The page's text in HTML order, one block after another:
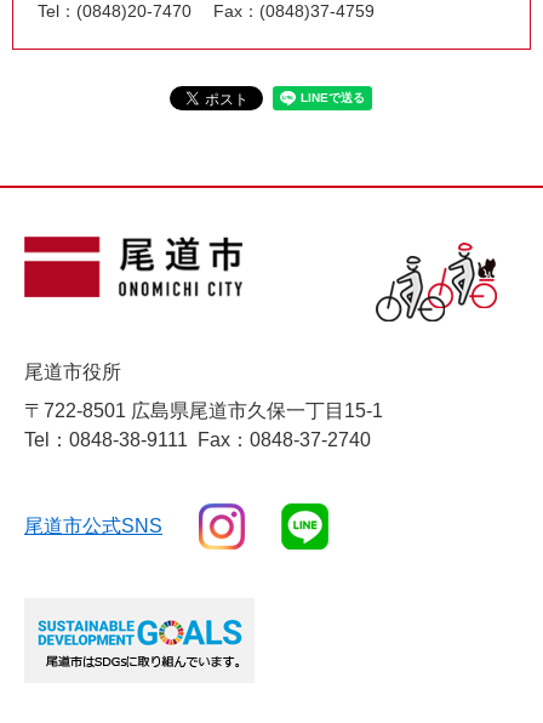
Tel：(0848)20-7470
Fax：(0848)37-4759
尾道市役所
〒722-8501 広島県尾道市久保一丁目15-1
Tel：0848-38-9111
Fax：0848-37-2740
尾道市公式SNS